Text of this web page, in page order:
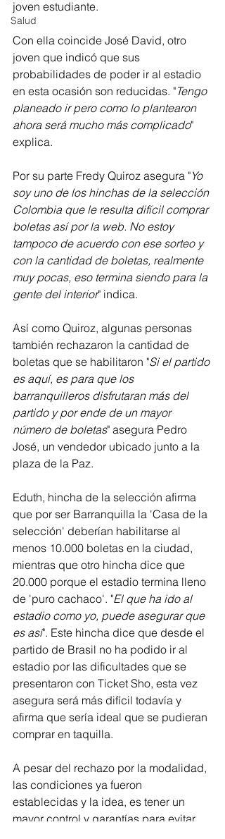
Salud
joven estudiante.
Con ella coincide José David, otro
joven que indicó que sus
probabilidades de poder ir al estadio
en esta ocasión son reducidas. "Tengo
planeado ir pero como lo plantearon
ahora será mucho más complicado"
explica.
Por su parte Fredy Quiroz asegura "Yo
soy uno de los hinchas de la selección
Colombia que le resulta difícil comprar
boletas así por la web. No estoy
tampoco de acuerdo con ese sorteo y
con la cantidad de boletas, realmente
muy pocas, eso termina siendo para la
gente del interior" indica.
Así como Quiroz, algunas personas
también rechazaron la cantidad de
boletas que se habilitaron "Si el partido
es aquí, es para que los
barranquilleros disfrutaran más del
partido y por ende de un mayor
número de boletas" asegura Pedro
José, un vendedor ubicado junto a la
plaza de la Paz.
Eduth, hincha de la selección afirma
que por ser Barranquilla la 'Casa de la
selección' deberían habilitarse al
menos 10.000 boletas en la ciudad,
mientras que otro hincha dice que
20.000 porque el estadio termina lleno
de 'puro cachaco'. "El que ha ido al
estadio como yo, puede asegurar que
es así". Este hincha dice que desde el
partido de Brasil no ha podido ir al
estadio por las dificultades que se
presentaron con Ticket Sho, esta vez
asegura será más difícil todavía y
afirma que sería ideal que se pudieran
comprar en taquilla.
A pesar del rechazo por la modalidad,
las condiciones ya fueron
establecidas y la idea, es tener un
mayor control y garantías para evitar